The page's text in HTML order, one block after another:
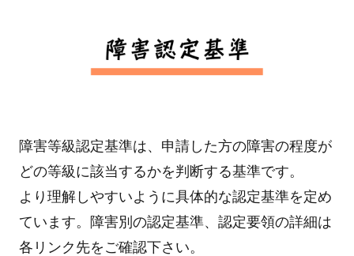
障害等級認定基準は、申請した方の障害の程度が
どの等級に該当するかを判断する基準です。
より理解しやすいように具体的な認定基準を定め
ています。障害別の認定基準、認定要領の詳細は
各リンク先をご確認下さい。